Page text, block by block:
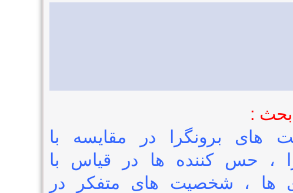
بحث :
های برونگرا در مقایسه با
، حس کننده ها در قیاس با
ها ، شخصیت های متفکر در